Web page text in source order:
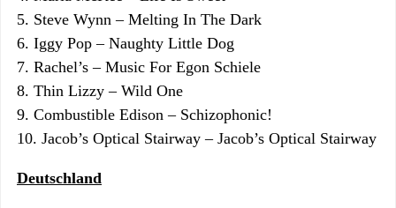
5. Steve Wynn – Melting In The Dark
6. Iggy Pop – Naughty Little Dog
7. Rachel’s – Music For Egon Schiele
8. Thin Lizzy – Wild One
9. Combustible Edison – Schizophonic!
10. Jacob’s Optical Stairway – Jacob’s Optical Stairway
Deutschland